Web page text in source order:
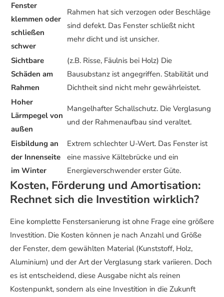
Fenster
klemmen oder
schließen
schwer
Rahmen hat sich verzogen oder Beschläge
sind defekt. Das Fenster schließt nicht
mehr dicht und ist unsicher.
Sichtbare
Schäden am
Rahmen
(z.B. Risse, Fäulnis bei Holz) Die
Bausubstanz ist angegriffen. Stabilität und
Dichtheit sind nicht mehr gewährleistet.
Hoher
Lärmpegel von
außen
Mangelhafter Schallschutz. Die Verglasung
und der Rahmenaufbau sind veraltet.
Eisbildung an
der Innenseite
im Winter
Extrem schlechter U-Wert. Das Fenster ist
eine massive Kältebrücke und ein
Energieverschwender erster Güte.
Kosten, Förderung und Amortisation:
Rechnet sich die Investition wirklich?
Eine komplette Fenstersanierung ist ohne Frage eine größere
Investition. Die Kosten können je nach Anzahl und Größe
der Fenster, dem gewählten Material (Kunststoff, Holz,
Aluminium) und der Art der Verglasung stark variieren. Doch
es ist entscheidend, diese Ausgabe nicht als reinen
Kostenpunkt, sondern als eine Investition in die Zukunft